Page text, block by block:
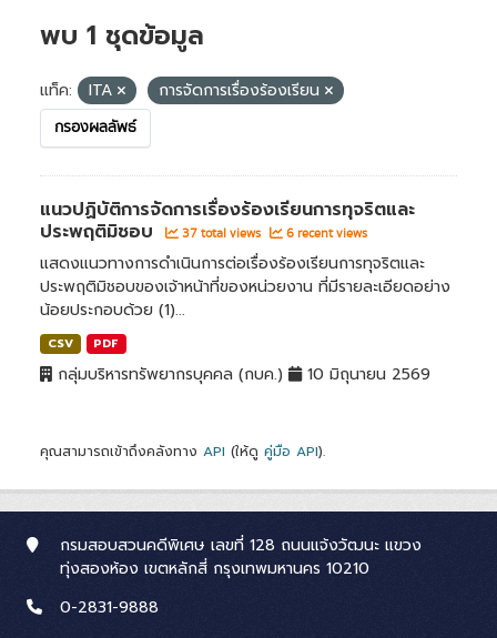
พบ 1 ชุดข้อมูล
แท็ค: ITA การจัดการเรื่องร้องเรียน
กรองผลลัพธ์
แนวปฏิบัติการจัดการเรื่องร้องเรียนการทุจริตและ
ประพฤติมิชอบ
37 total views 6 recent views
แสดงแนวทางการดำเนินการต่อเรื่องร้องเรียนการทุจริตและ
ประพฤติมิชอบของเจ้าหน้าที่ของหน่วยงาน ที่มีรายละเอียดอย่าง
น้อยประกอบด้วย (1)...
CSV PDF
กลุ่มบริหารทรัพยากรบุคคล (กบค.) 10 มิถุนายน 2569
คุณสามารถเข้าถึงคลังทาง API (ให้ดู คู่มือ API).
กรมสอบสวนคดีพิเศษ เลขที่ 128 ถนนแจ้งวัฒนะ แขวง
ทุ่งสองห้อง เขตหลักสี่ กรุงเทพมหานคร 10210
0-2831-9888